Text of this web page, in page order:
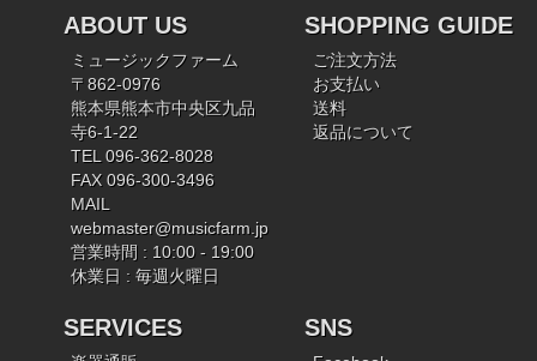
ABOUT US
ミュージックファーム
〒862-0976
熊本県熊本市中央区九品
寺6-1-22
TEL 096-362-8028
FAX 096-300-3496
MAIL
webmaster@musicfarm.jp
営業時間 : 10:00 - 19:00
休業日 : 毎週火曜日
SHOPPING GUIDE
ご注文方法
お支払い
送料
返品について
SERVICES SNS